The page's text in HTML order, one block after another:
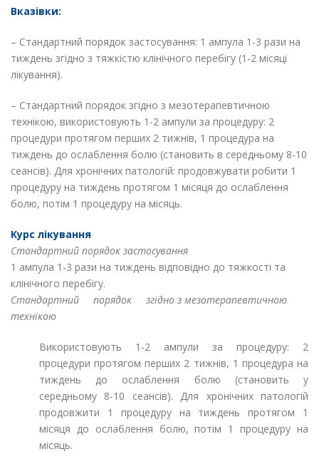
Вказівки:
– Стандартний порядок застосування: 1 ампула 1-3 рази на
тиждень згідно з тяжкістю клінічного перебігу (1-2 місяці
лікування).
– Стандартний порядок згідно з мезотерапевтичною
технікою, використовують 1-2 ампули за процедуру: 2
процедури протягом перших 2 тижнів, 1 процедура на
тиждень до ослаблення болю (становить в середньому 8-10
сеансів). Для хронічних патологій: продовжувати робити 1
процедуру на тиждень протягом 1 місяця до ослаблення
болю, потім 1 процедуру на місяць.
Курс лікування
Стандартний порядок застосування
1 ампула 1-3 рази на тиждень відповідно до тяжкості та
клінічного перебігу.
Стандартний порядок згідно з мезотерапевтичною
технікою
Використовують 1-2 ампули за процедуру: 2
процедури протягом перших 2 тижнів, 1 процедура на
тиждень до ослаблення болю (становить у
середньому 8-10 сеансів). Для хронічних патологій
продовжити 1 процедуру на тиждень протягом 1
місяця до ослаблення болю, потім 1 процедуру на
місяць.